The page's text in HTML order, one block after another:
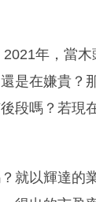
年，當
是在嫌貴？
段嗎？若現
就以輝達的